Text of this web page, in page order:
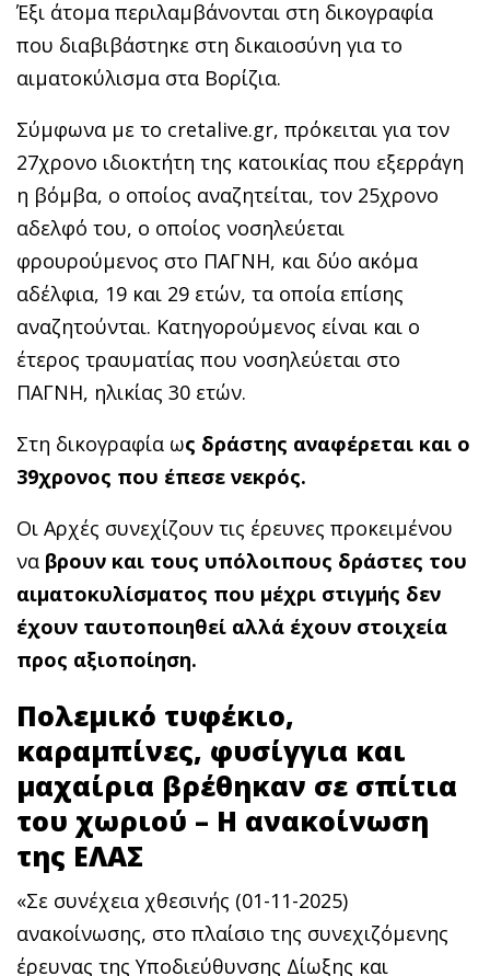
Έξι άτομα περιλαμβάνονται στη δικογραφία
που διαβιβάστηκε στη δικαιοσύνη για το
αιματοκύλισμα στα Βορίζια.
Σύμφωνα με το cretalive.gr, πρόκειται για τον
27χρονο ιδιοκτήτη της κατοικίας που εξερράγη
η βόμβα, ο οποίος αναζητείται, τον 25χρονο
αδελφό του, ο οποίος νοσηλεύεται
φρουρούμενος στο ΠΑΓΝΗ, και δύο ακόμα
αδέλφια, 19 και 29 ετών, τα οποία επίσης
αναζητούνται. Κατηγορούμενος είναι και ο
έτερος τραυματίας που νοσηλεύεται στο
ΠΑΓΝΗ, ηλικίας 30 ετών.
Στη δικογραφία ως δράστης αναφέρεται και ο
39χρονος που έπεσε νεκρός.
Οι Αρχές συνεχίζουν τις έρευνες προκειμένου
να βρουν και τους υπόλοιπους δράστες του
αιματοκυλίσματος που μέχρι στιγμής δεν
έχουν ταυτοποιηθεί αλλά έχουν στοιχεία
προς αξιοποίηση.
Πολεμικό τυφέκιο,
καραμπίνες, φυσίγγια και
μαχαίρια βρέθηκαν σε σπίτια
του χωριού – Η ανακοίνωση
της ΕΛΑΣ
«Σε συνέχεια χθεσινής (01-11-2025)
ανακοίνωσης, στο πλαίσιο της συνεχιζόμενης
έρευνας της Υποδιεύθυνσης Δίωξης και